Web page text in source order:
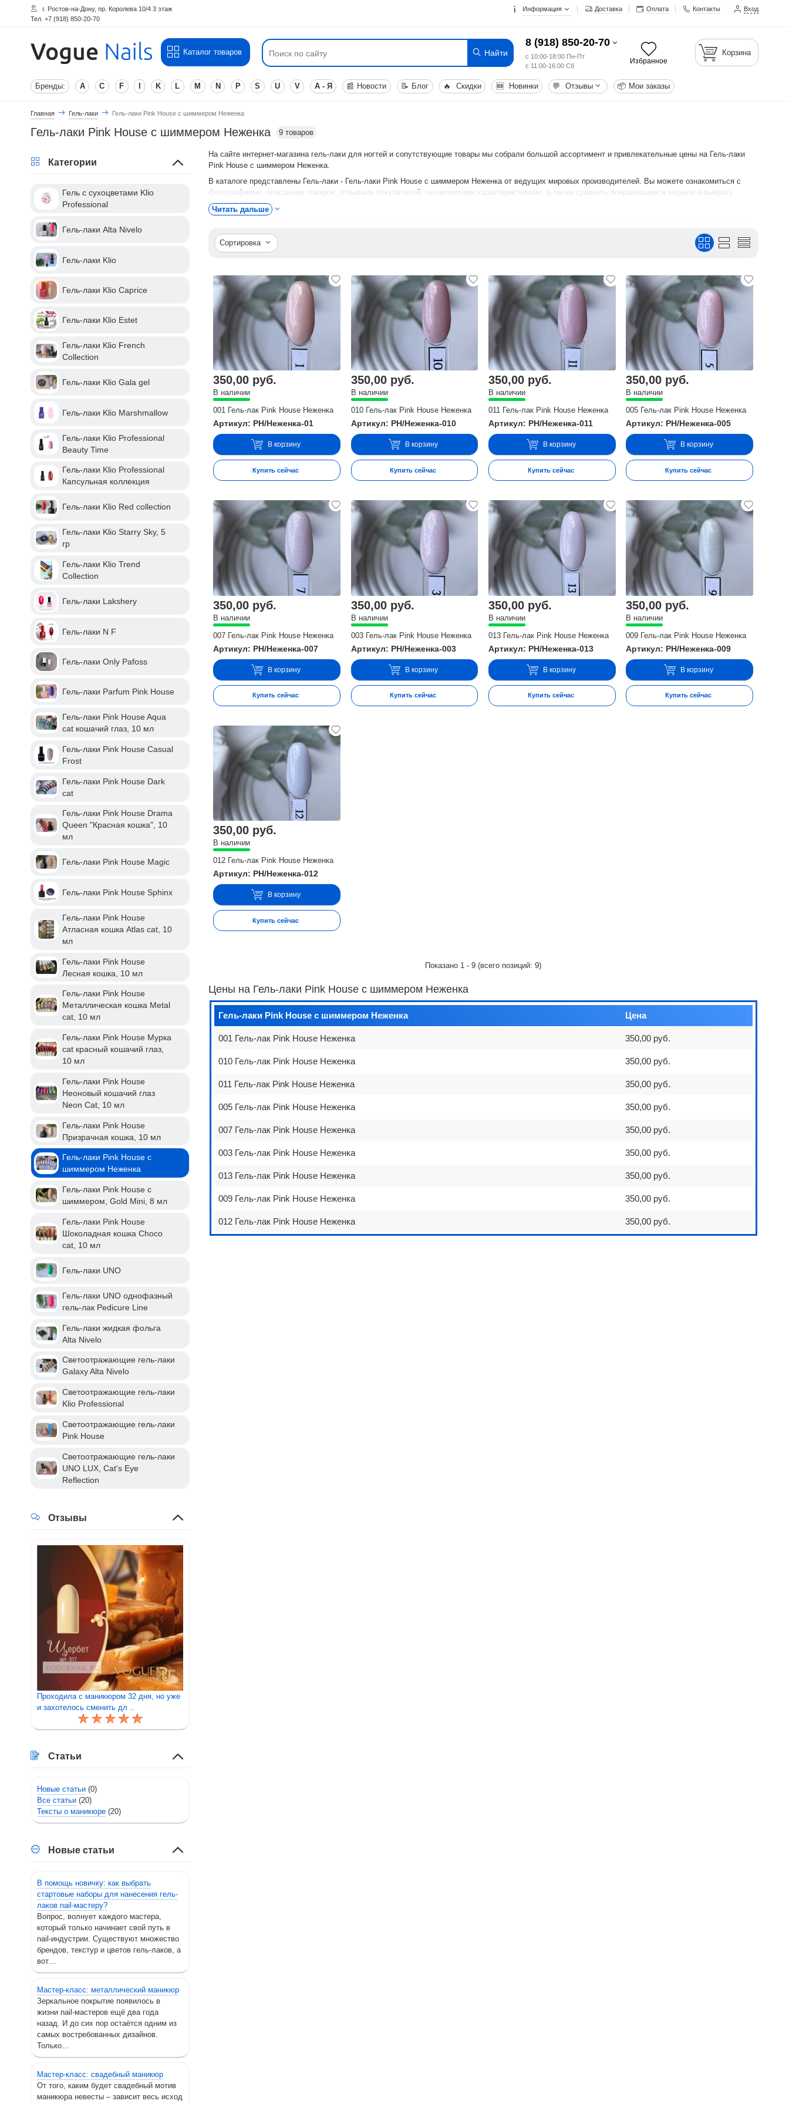
г. Ростов-на-Дону, пр. Королева 10/4 3 этаж
Тел. +7 (918) 850-20-70
Информация Доставка Оплата Контакты Вход
Каталог товаров Найти
8 (918) 850-20-70
с 10:00-18:00 Пн-Пт
с 11:00-16:00 Сб
Избранное
Корзина
Бренды: A C F K L M N P S U V А - Я 📰 Новости 📝 Блог 🔥 Скидки 🆕 Новинки 💬 Отзывы 📦 Мои заказы
Главная Гель-лаки Гель-лаки Pink House с шиммером Неженка
Гель-лаки Pink House с шиммером Неженка 9 товаров
На сайте интернет-магазина гель-лаки для ногтей и сопутствующие товары мы собрали большой ассортимент и привлекательные цены на Гель-лаки
Pink House с шиммером Неженка.
В каталоге представлены Гель-лаки - Гель-лаки Pink House с шиммером Неженка от ведущих мировых производителей. Вы можете ознакомиться с
фотографиями, описанием товаров, отзывами покупателей, техническими характеристиками, а также сравнить понравившиеся модели и выбрать
лучшую стоимость.
Для того чтобы купить Гель-лаки Pink House с шиммером Неженка, достаточно оформить заявку на сайте или связаться с консультантом в режиме on-
Читать дальше
Сортировка
350,00 руб.
В наличии
001 Гель-лак Pink House Неженка
Артикул: PH/Неженка-01
В корзину
Купить сейчас
350,00 руб.
В наличии
010 Гель-лак Pink House Неженка
Артикул: PH/Неженка-010
В корзину
Купить сейчас
350,00 руб.
В наличии
011 Гель-лак Pink House Неженка
Артикул: PH/Неженка-011
В корзину
Купить сейчас
350,00 руб.
В наличии
005 Гель-лак Pink House Неженка
Артикул: PH/Неженка-005
В корзину
Купить сейчас
350,00 руб.
В наличии
007 Гель-лак Pink House Неженка
Артикул: PH/Неженка-007
В корзину
Купить сейчас
350,00 руб.
В наличии
003 Гель-лак Pink House Неженка
Артикул: PH/Неженка-003
В корзину
Купить сейчас
350,00 руб.
В наличии
013 Гель-лак Pink House Неженка
Артикул: PH/Неженка-013
В корзину
Купить сейчас
350,00 руб.
В наличии
009 Гель-лак Pink House Неженка
Артикул: PH/Неженка-009
В корзину
Купить сейчас
350,00 руб.
В наличии
012 Гель-лак Pink House Неженка
Артикул: PH/Неженка-012
В корзину
Купить сейчас
Показано 1 -9 (всего позиций:9)
Цены на Гель-лаки Pink House с шиммером Неженка
Гель-лаки Pink House с шиммером Неженка Цена
001 Гель-лак Pink House Неженка 350,00 руб.
010 Гель-лак Pink House Неженка 350,00 руб.
011 Гель-лак Pink House Неженка 350,00 руб.
005 Гель-лак Pink House Неженка 350,00 руб.
007 Гель-лак Pink House Неженка 350,00 руб.
003 Гель-лак Pink House Неженка 350,00 руб.
013 Гель-лак Pink House Неженка 350,00 руб.
009 Гель-лак Pink House Неженка 350,00 руб.
012 Гель-лак Pink House Неженка 350,00 руб.
Категории
Гель с сухоцветами Klio
Professional
Гель-лаки Alta Nivelo
Гель-лаки Klio
Гель-лаки Klio Caprice
Гель-лаки Klio Estet
Гель-лаки Klio French
Collection
Гель-лаки Klio Gala gel
Гель-лаки Klio Marshmallow
Гель-лаки Klio Professional
Beauty Time
Гель-лаки Klio Professional
Капсульная коллекция
Гель-лаки Klio Red collection
Гель-лаки Klio Starry Sky, 5
гр
Гель-лаки Klio Trend
Collection
Гель-лаки Lakshery
Гель-лаки N F
Гель-лаки Only Pafoss
Гель-лаки Parfum Pink House
Гель-лаки Pink House Aqua
cat кошачий глаз, 10 мл
Гель-лаки Pink House Casual
Frost
Гель-лаки Pink House Dark
cat
Гель-лаки Pink House Drama
Queen "Красная кошка", 10
мл
Гель-лаки Pink House Magic
Гель-лаки Pink House Sphinx
Гель-лаки Pink House
Атласная кошка Atlas cat, 10
мл
Гель-лаки Pink House
Лесная кошка, 10 мл
Гель-лаки Pink House
Металлическая кошка Metal
cat, 10 мл
Гель-лаки Pink House Мурка
cat красный кошачий глаз,
10 мл
Гель-лаки Pink House
Неоновый кошачий глаз
Neon Cat, 10 мл
Гель-лаки Pink House
Призрачная кошка, 10 мл
Гель-лаки Pink House с
шиммером Неженка
Гель-лаки Pink House с
шиммером, Gold Mini, 8 мл
Гель-лаки Pink House
Шоколадная кошка Choco
cat, 10 мл
Гель-лаки UNO
Гель-лаки UNO однофазный
гель-лак Pedicure Line
Гель-лаки жидкая фольга
Alta Nivelo
Светоотражающие гель-лаки
Galaxy Alta Nivelo
Светоотражающие гель-лаки
Klio Professional
Светоотражающие гель-лаки
Pink House
Светоотражающие гель-лаки
UNO LUX, Cat's Eye
Reflection
Отзывы
Проходила с маникюром 32 дня, но уже
и захотелось сменить дл ..
Статьи
Новые статьи (0)
Все статьи (20)
Тексты о маникюре (20)
Новые статьи
В помощь новичку: как выбрать
стартовые наборы для нанесения гель-
лаков nail-мастеру?
Вопрос, волнует каждого мастера,
который только начинает свой путь в
nail-индустрии. Существуют множество
брендов, текстур и цветов гель-лаков, а
вот…
Мастер-класс: металлический маникюр
Зеркальное покрытие появилось в
жизни nail-мастеров ещё два года
назад. И до сих пор остаётся одним из
самых востребованных дизайнов.
Только…
Мастер-класс: свадебный маникюр
От того, каким будет свадебный мотив
маникюра невесты – зависит весь исход